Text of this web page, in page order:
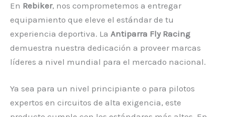
En Rebiker, nos comprometemos a entregar
equipamiento que eleve el estándar de tu
experiencia deportiva. La Antiparra Fly Racing
demuestra nuestra dedicación a proveer marcas
líderes a nivel mundial para el mercado nacional.
Ya sea para un nivel principiante o para pilotos
expertos en circuitos de alta exigencia, este